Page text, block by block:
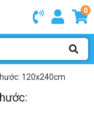
0
120x240cm